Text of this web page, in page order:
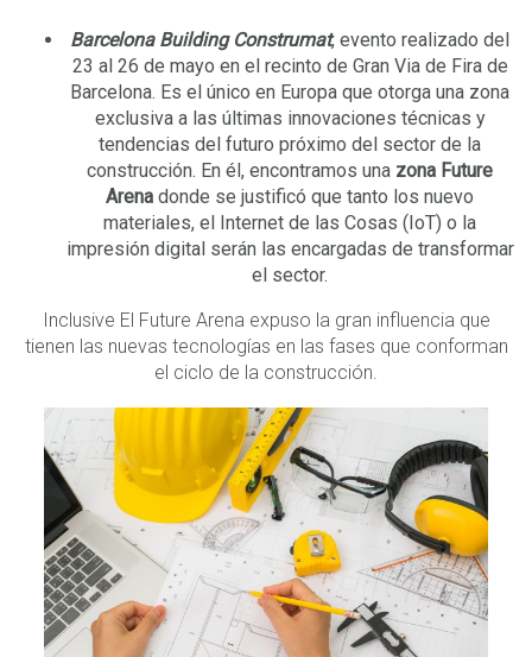
Barcelona Building Construmat, evento realizado del
23 al 26 de mayo en el recinto de Gran Via de Fira de
Barcelona. Es el único en Europa que otorga una zona
exclusiva a las últimas innovaciones técnicas y
tendencias del futuro próximo del sector de la
construcción. En él, encontramos una zona Future
Arena donde se justificó que tanto los nuevo
materiales, el Internet de las Cosas (IoT) o la
impresión digital serán las encargadas de transformar
el sector.
Inclusive El Future Arena expuso la gran influencia que
tienen las nuevas tecnologías en las fases que conforman
el ciclo de la construcción.